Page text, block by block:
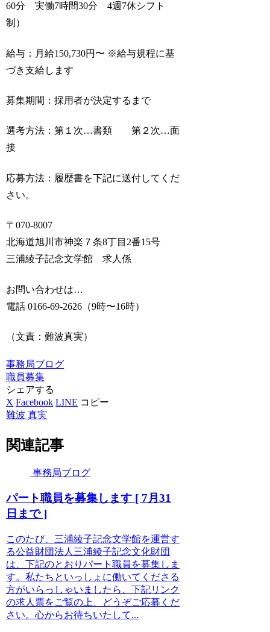
60分 実働7時間30分 4週7休シフト
制）
給与：月給150,730円〜 ※給与規程に基
づき支給します
募集期間：採用者が決定するまで
選考方法：第１次…書類 第２次…面
接
応募方法：履歴書を下記に送付してくだ
さい。
〒070-8007
北海道旭川市神楽７条8丁目2番15号
三浦綾子記念文学館 求人係
お問い合わせは…
電話 0166-69-2626（9時〜16時）
（文責：難波真実）
事務局ブログ
職員募集
シェアする
X Facebook LINE コピー
難波 真実
関連記事
事務局ブログ
パート職員を募集します [ 7月31
日まで ]
このたび、三浦綾子記念文学館を運営す
る公益財団法人三浦綾子記念文化財団
は、下記のとおりパート職員を募集しま
す。私たちといっしょに働いてくださる
方がいらっしゃいましたら、下記リンク
の求人票をご覧の上、どうぞご応募くだ
さい。心からお待ちいたして...